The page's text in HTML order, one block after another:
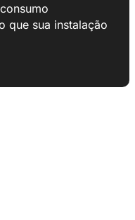
que sua instalação